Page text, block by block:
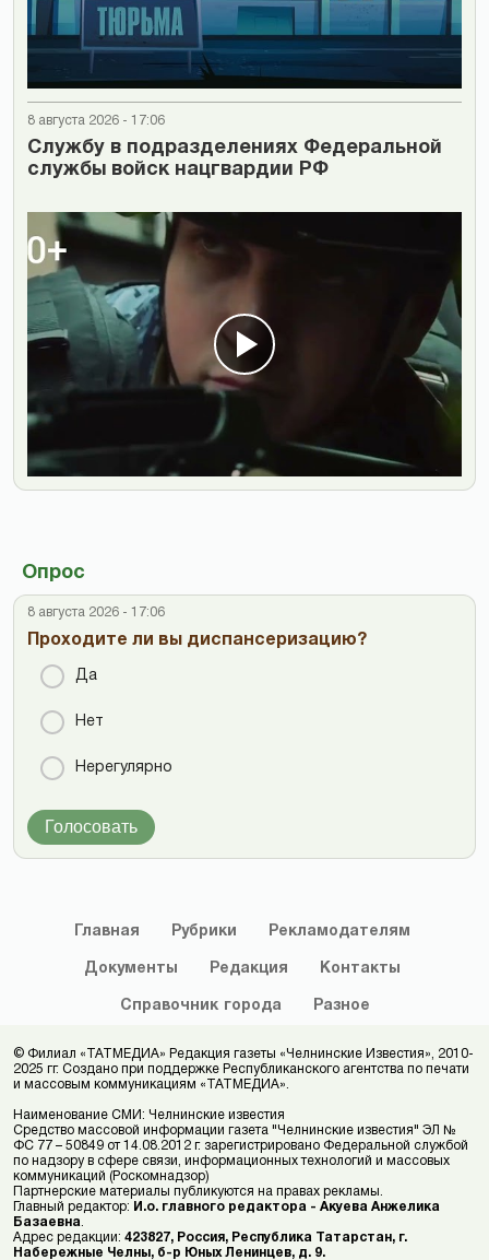
8 августа 2026 - 17:06
Cлужбу в подразделениях Федеральной
службы войск нацгвардии РФ
Опрос
8 августа 2026 - 17:06
Проходите ли вы диспансеризацию?
Да
Нет
Нерегулярно
Голосовать
Главная Рубрики Рекламодателям
Документы Редакция Контакты
Справочник города Разное
© Филиал «ТАТМЕДИА» Редакция газеты «Челнинские Известия», 2010-
2025 гг. Создано при поддержке Республиканского агентства по печати
и массовым коммуникациям «ТАТМЕДИА».
Наименование СМИ: Челнинские известия
Средство массовой информации газета "Челнинские известия" ЭЛ №
ФС 77 – 50849 от 14.08.2012 г. зарегистрировано Федеральной службой
по надзору в сфере связи, информационных технологий и массовых
коммуникаций (Роскомнадзор)
Партнерские материалы публикуются на правах рекламы.
Главный редактор: И.о. главного редактора - Акуева Анжелика
Базаевна
Адрес редакции: 423827, Россия, Республика Татарстан, г.
Набережные Челны, б-р Юных Ленинцев, д. 9.